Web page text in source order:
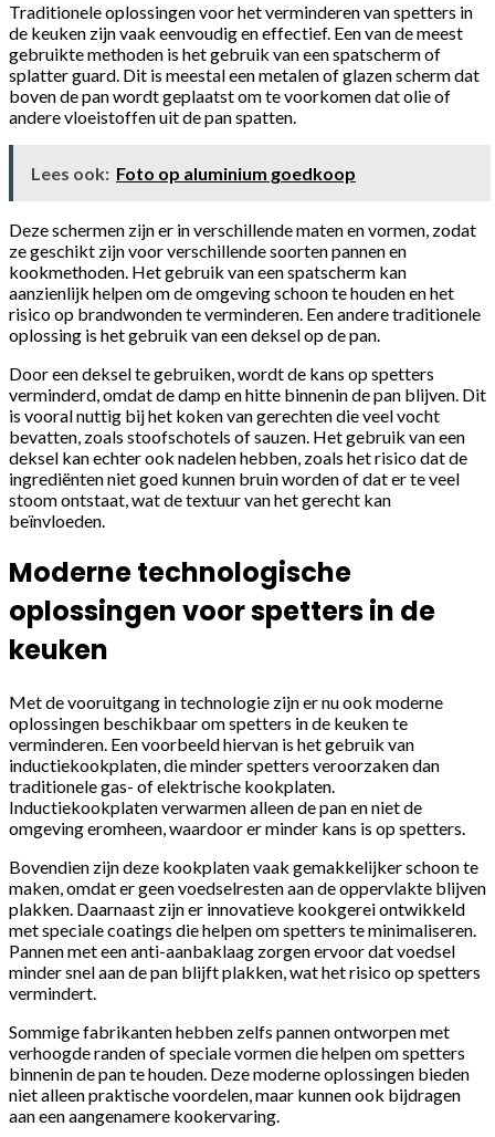
Traditionele oplossingen voor het verminderen van spetters in
de keuken zijn vaak eenvoudig en effectief. Een van de meest
gebruikte methoden is het gebruik van een spatscherm of
splatter guard. Dit is meestal een metalen of glazen scherm dat
boven de pan wordt geplaatst om te voorkomen dat olie of
andere vloeistoffen uit de pan spatten.
Lees ook: Foto op aluminium goedkoop
Deze schermen zijn er in verschillende maten en vormen, zodat
ze geschikt zijn voor verschillende soorten pannen en
kookmethoden. Het gebruik van een spatscherm kan
aanzienlijk helpen om de omgeving schoon te houden en het
risico op brandwonden te verminderen. Een andere traditionele
oplossing is het gebruik van een deksel op de pan.
Door een deksel te gebruiken, wordt de kans op spetters
verminderd, omdat de damp en hitte binnenin de pan blijven. Dit
is vooral nuttig bij het koken van gerechten die veel vocht
bevatten, zoals stoofschotels of sauzen. Het gebruik van een
deksel kan echter ook nadelen hebben, zoals het risico dat de
ingrediënten niet goed kunnen bruin worden of dat er te veel
stoom ontstaat, wat de textuur van het gerecht kan
beïnvloeden.
Moderne technologische
oplossingen voor spetters in de
keuken
Met de vooruitgang in technologie zijn er nu ook moderne
oplossingen beschikbaar om spetters in de keuken te
verminderen. Een voorbeeld hiervan is het gebruik van
inductiekookplaten, die minder spetters veroorzaken dan
traditionele gas- of elektrische kookplaten.
Inductiekookplaten verwarmen alleen de pan en niet de
omgeving eromheen, waardoor er minder kans is op spetters.
Bovendien zijn deze kookplaten vaak gemakkelijker schoon te
maken, omdat er geen voedselresten aan de oppervlakte blijven
plakken. Daarnaast zijn er innovatieve kookgerei ontwikkeld
met speciale coatings die helpen om spetters te minimaliseren.
Pannen met een anti-aanbaklaag zorgen ervoor dat voedsel
minder snel aan de pan blijft plakken, wat het risico op spetters
vermindert.
Sommige fabrikanten hebben zelfs pannen ontworpen met
verhoogde randen of speciale vormen die helpen om spetters
binnenin de pan te houden. Deze moderne oplossingen bieden
niet alleen praktische voordelen, maar kunnen ook bijdragen
aan een aangenamere kookervaring.